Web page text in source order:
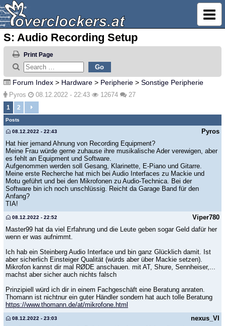
S: Audio Recording Setup
Print Page
Forum Index > Hardware > Peripherie > Sonstige Peripherie
Pyros 08.12.2022 - 22:43 12674 27
1 2
Posts
Pyros
08.12.2022 - 22:43
Hat hier jemand Ahnung von Recording Equipment?
Meine Frau würde gerne zuhause ihre musikalische Ader verewigen, aber
es fehlt an Equipment und Software.
Aufgenommen werden soll Gesang, Klarinette, E-Piano und Gitarre.
Meine erste Recherche hat mich bei Audio Interfaces zu Mackie und
Motu geführt und bei den Mikrofonen zu Audio-Technica. Bei der
Software bin ich noch unschlüssig. Reicht da Garage Band für den
Anfang?
TIA!
Viper780
08.12.2022 - 22:52
Master99 hat da viel Erfahrung und die Leute geben sogar Geld dafür her
wenn er was aufnimmt.
Ich hab ein Steinberg Audio Interface und bin ganz Glücklich damit. Ist
aber sicherlich Einsteiger Qualität (würds aber über Mackie setzen).
Mikrofon kannst dir mal RØDE anschauen. mit AT, Shure, Sennheiser,...
machst aber sicher auch nichts falsch
Prinzipiell würd ich dir in einem Fachgeschäft eine Beratung anraten.
Thomann ist nichtnur ein guter Händler sondern hat auch tolle Beratung
https://www.thomann.de/at/mikrofone.html
nexus_VI
08.12.2022 - 23:03